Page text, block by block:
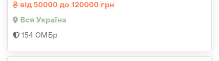
від 50000 до 120000 грн
Вся Україна
154 ОМБр